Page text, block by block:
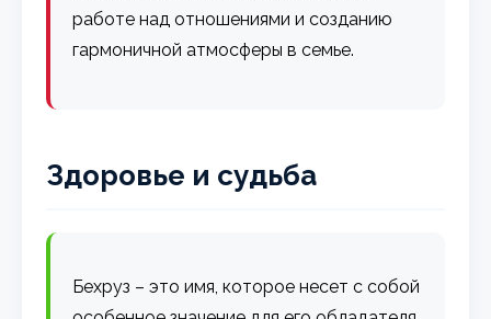
работе над отношениями и созданию
гармоничной атмосферы в семье.
Здоровье и судьба
Бехруз – это имя, которое несет с собой